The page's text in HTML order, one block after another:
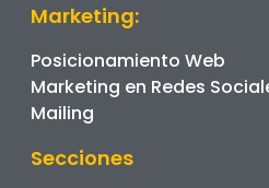
Marketing:
Posicionamiento Web
Marketing en Redes
Mailing
Secciones